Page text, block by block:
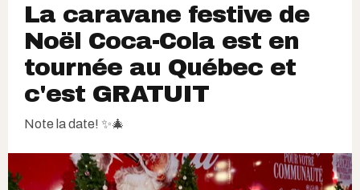
La caravane festive de
Noël Coca-Cola est en
tournée au Québec et
c'est GRATUIT
Note la date! ✨🎄